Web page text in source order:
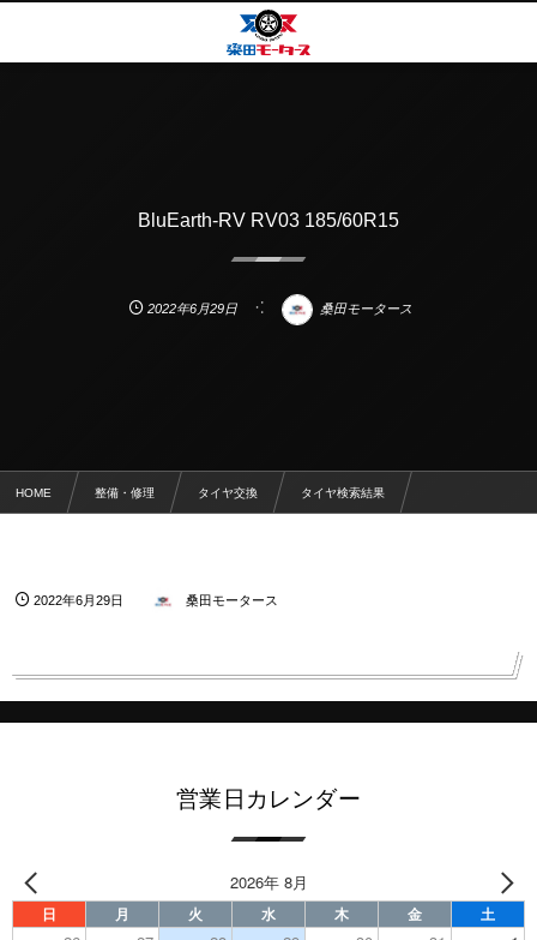
BluEarth-RV RV03 185/60R15
2022年6月29日 桑田モータース
HOME 整備・修理 タイヤ交換 タイヤ検索結果
2022年6月29日 桑田モータース
営業日カレンダー
2026年 8月
日 月 火 水 木 金 土